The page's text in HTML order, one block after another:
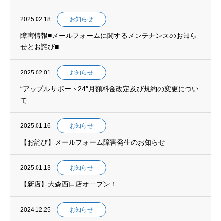
2025.02.18 お知らせ
障害情報■メールフォームに関するメンテナンスのお知ら
せとお詫び■
2025.02.01 お知らせ
“アップルサポート24″月額料金改定及び規約の変更につい
て
2025.01.16 お知らせ
【お詫び】メールフォーム障害発生のお知らせ
2025.01.13 お知らせ
【新店】大森西口店オープン！
2024.12.25 お知らせ